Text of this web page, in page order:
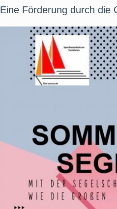
Eine Förderung durch die